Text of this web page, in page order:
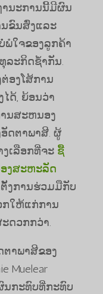
ຖານະການນີ້ມີຜົນ
ຂົນສົ່ງແລະ
ພໍໃຈຂອງລູກຄ້າ
ລະກິດຊ້ໍາກັນ.
ອງໂສ້ການ
ດ້, ຍ້ອນວ່າ
ນສະຫນອງ
ດຕາພາສີ. ຜູ້
ເລືອກທີ່ຈະ ຊື້
ອງສະຫະລັດ
ງການຮ່ວມມືກັບ
ໃຫ້ແກ່ການ
ດວກກວ່າ.
າພາສີຂອງ
Muelear
ນກະທົບທີ່ກະທົບ